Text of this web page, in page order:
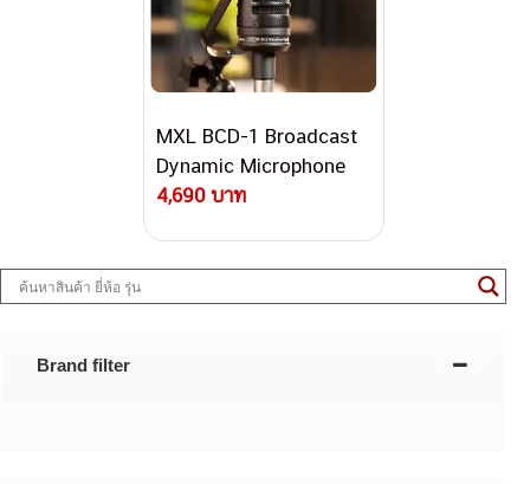
MXL BCD-1 Broadcast
Dynamic Microphone
4,690 บาท
Brand filter